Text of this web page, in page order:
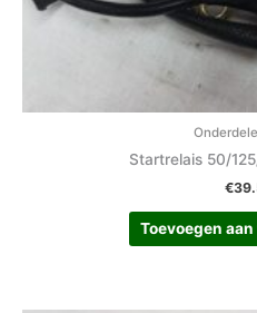
Startrelais 50/
€
Toevoegen